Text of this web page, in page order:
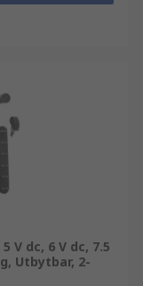
V dc, 6 V dc, 7.5
Utbytbar, 2-